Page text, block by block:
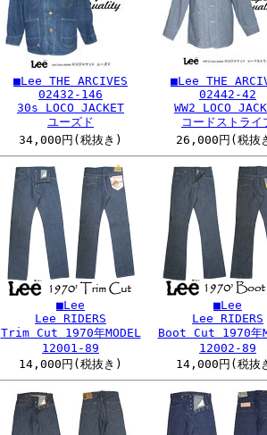
■Lee THE ARCIVES
02432-146
30s LOCO JACKET
ユーズド
■Lee THE
02442-42
WW2 LOCO
コードストライ
34,000円(税抜き)
26,000円(税抜
■Lee
Lee RIDERS
Trim Cut 1970年MODEL
12001-89
■Lee
Lee RIDERS
Boot Cut 1970年
12002-89
14,000円(税抜き)
14,000円(税抜